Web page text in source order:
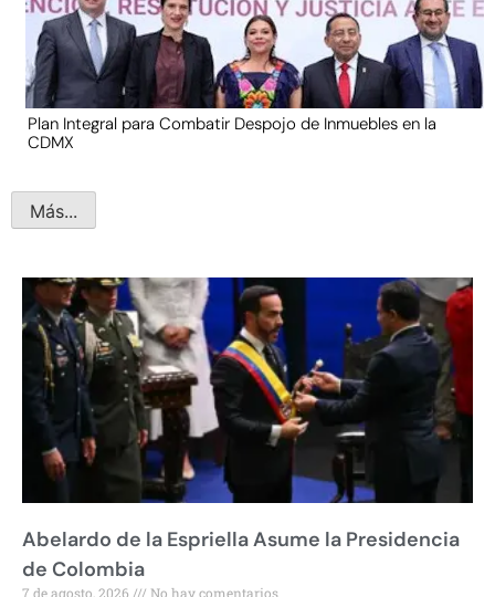
Plan Integral para Combatir Despojo de Inmuebles en la
CDMX
Más...
Abelardo de la Espriella Asume la Presidencia
de Colombia
7 de agosto, 2026 No hay comentarios